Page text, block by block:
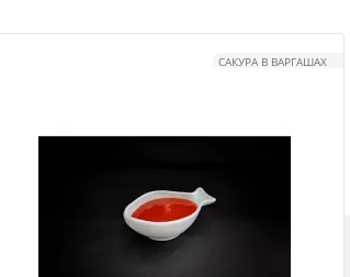
САКУРА В ВАРГАШАХ